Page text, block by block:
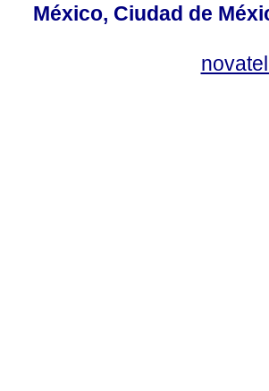
México, Ciudad de